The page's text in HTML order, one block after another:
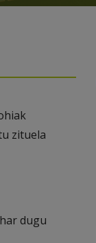
zituela
dugu